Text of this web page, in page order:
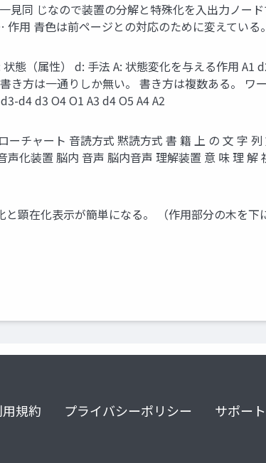
同 じなので装置の分解と特殊化を入出力ノー
用 青色は前ページとの対応のために変えている
（属性） d: 手法 A: 状態変化を与える作用 A1
き方は一通りしか無い。 書き方は複数ある。 ワ
d4 d3 O4 O1 A3 d4 O5 A4 A2
チャート 音読方式 黙読方式 書 籍 上 の 文 字
化装置 脳内 音声 脳内音声 理解装置 意 味 理 解
顕在化表示が簡単になる。 （作用部分の木を下
規約 プライバシーポリシー サポー